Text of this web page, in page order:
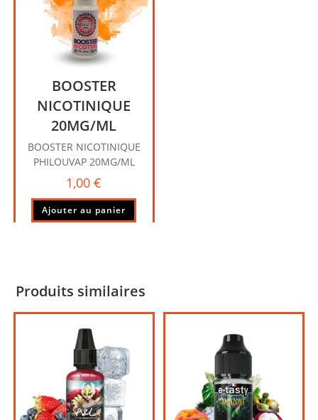
BOOSTER
NICOTINIQUE
20MG/ML
BOOSTER NICOTINIQUE
PHILOUVAP 20MG/ML
1,00€
Ajouter au panier
Produits similaires